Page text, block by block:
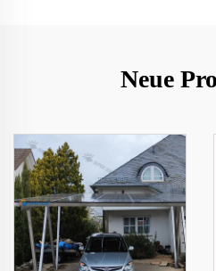
Neue